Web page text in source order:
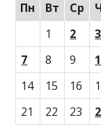
Пн Вт Ср
1
2 3
7
8 9
14
15 16
21
22 23